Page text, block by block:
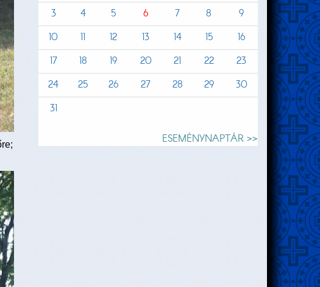
3
4 5 6 7 8
9
10
11 12 13 14 15
16
17
18 19 20 21 22
23
24
25 26 27 28 29
30
31
ESEMÉNYNAPTÁR >>